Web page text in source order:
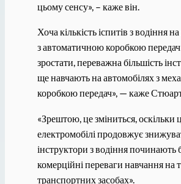
цьому сенсу», – каже він.
Хоча кількість іспитів з водіння
з автоматичною коробкою
зростати, переважна більшість
ще навчають на автомобілях з
коробкою передач», — каже
«Зрештою, це зміниться, оскільки
електромобілі продовжує
інструктори з водіння починають
комерційні переваги навчання на
транспортних засобах».